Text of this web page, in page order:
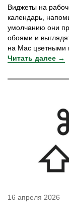
Виджеты на
календарь,
умолчанию они
обоями и
на Mac цветными
Читать далее →
16 апреля 2026